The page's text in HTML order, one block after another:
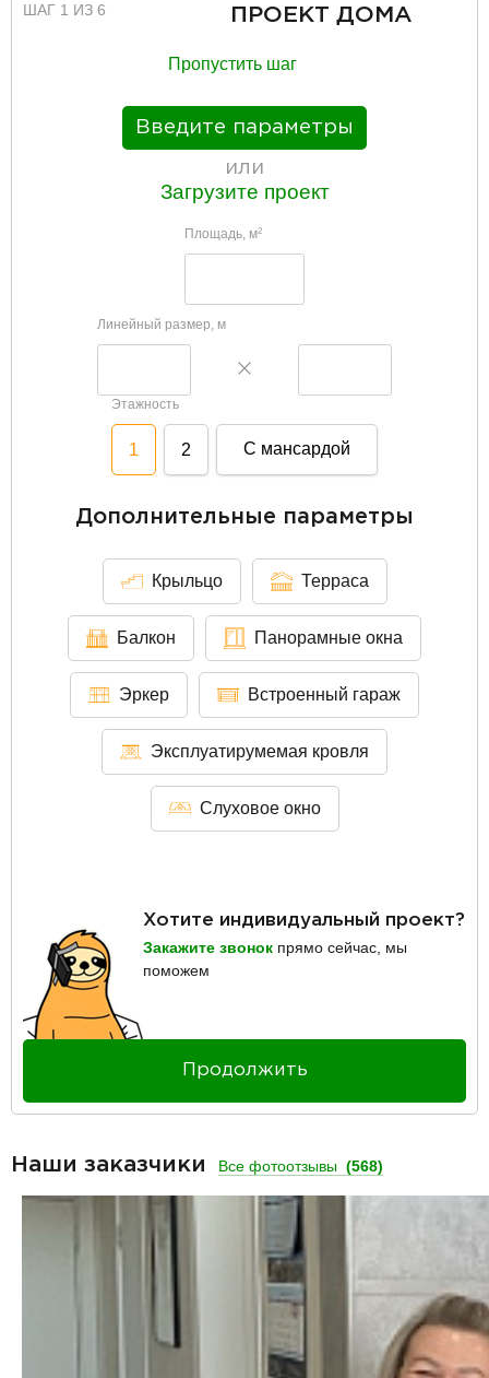
ШАГ 1 ИЗ 6 ПРОЕКТ ДОМА
Пропустить шаг
Введите параметры
или
Загрузите проект
Площадь, м2
Линейный размер, м
Этажность
1 2 С мансардой
Дополнительные параметры
Крыльцо Терраса
Балкон Панорамные окна
Эркер Встроенный гараж
Эксплуатирумемая кровля
Слуховое окно
Хотите индивидуальный проект?
Закажите звонок прямо сейчас, мы
поможем
Продолжить
Наши заказчики Все фотоотзывы (568)